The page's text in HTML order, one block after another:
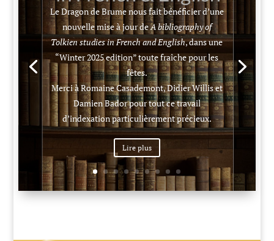
Le Dragon de Brume nous fait bénéficier d’une
nouvelle mise à jour deA bibliography of
Tolkien studies in French and English, dans une
“Winter 2025 edition” toute fraîche pour les
fêtes.
Merci à Romaine Casademont, Didier Willis et
Damien Bador pour tout ce travail
d’indexation particulièrement précieux.
Lire plus